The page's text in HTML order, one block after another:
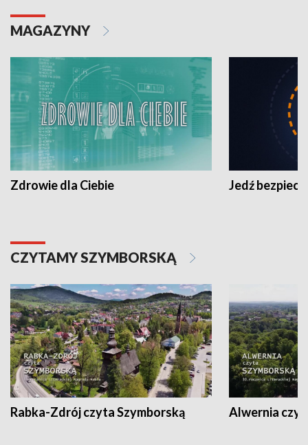
MAGAZYNY
Zdrowie dla Ciebie Jedź
CZYTAMY SZYMBORSKĄ
Rabka-Zdrój czyta Szymborską Alwernia